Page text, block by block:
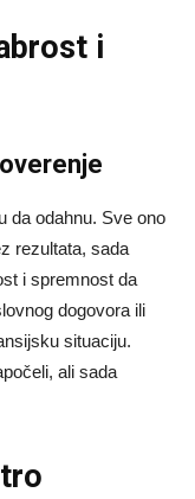
i
da odahnu. Sve ono
rezultata, sada
i spremnost da
dogovora ili
situaciju.
ali sada